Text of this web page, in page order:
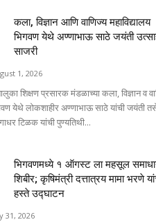
कला, विज्ञान आणि वाणिज्य महाविद्यालय
भिगवण येथे अण्णाभाऊ साठे जयंती
साजरी
1, 2026
शिक्षण प्रसारक मंडळाच्या कला, विज्ञान व
येथे लोकशाहीर अण्णाभाऊ साठे यांची जयंती
टिळक यांची पुण्यतिथी...
भिगवणमध्ये १ ऑगस्ट ला महसूल
शिबीर; कृषिमंत्री दत्तात्रय मामा भरणे
हस्ते उद्घाटन
31, 2026